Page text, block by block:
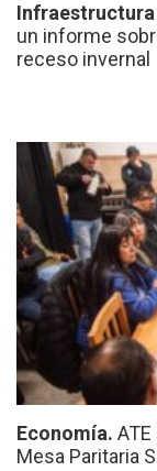
un informe
receso invernal
Economía.
Mesa Paritaria